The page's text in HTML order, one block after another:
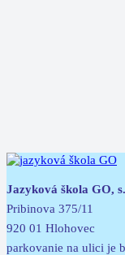
Jazyková škola GO,
Pribinova 375/11
920 01 Hlohovec
parkovanie na ulici je